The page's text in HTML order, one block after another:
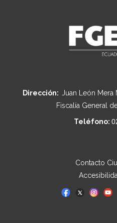
Dirección: Juan León Mera
Fiscalía General
Teléfono:
Contacto